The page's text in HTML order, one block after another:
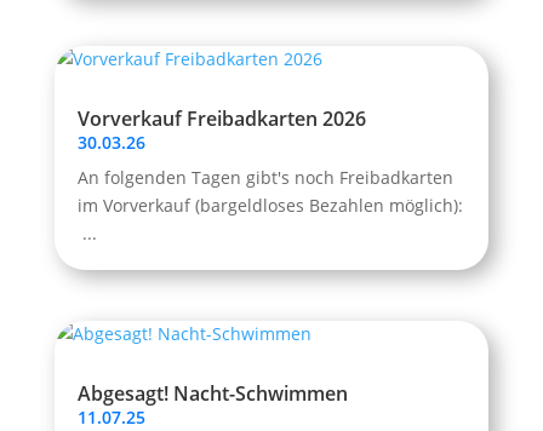
Vorverkauf Freibadkarten 2026
30.03.26
An folgenden Tagen gibt's noch Freibadkarten
im Vorverkauf (bargeldloses Bezahlen möglich):
...
Abgesagt! Nacht-Schwimmen
11.07.25